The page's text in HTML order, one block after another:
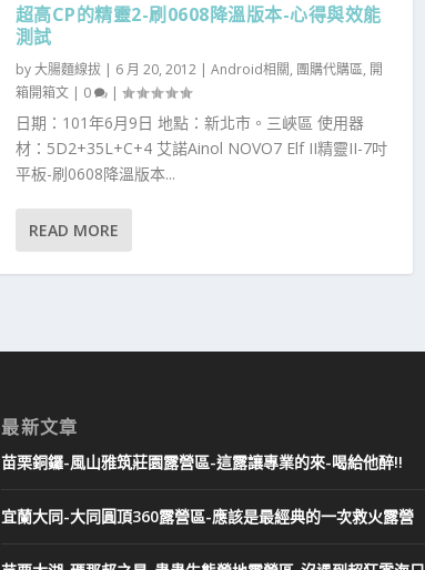
超高CP的精靈2-刷0608降溫版本-心得與效能
測試
by大腸麵線拔| 6 月 20, 2012| Android相關, 團購代購區, 開
箱開箱文| 0 |
日期：101年6月9日 地點：新北市。三峽區 使用器
材：5D2+35L+C+4 艾諾Ainol NOVO7 Elf II精靈II-7吋
平板-刷0608降溫版本...
READ MORE
最新文章
苗栗銅鑼-風山雅筑莊園露營區-這露讓專業的來-喝給他醉!!
宜蘭大同-大同圓頂360露營區-應該是最經典的一次救火露營